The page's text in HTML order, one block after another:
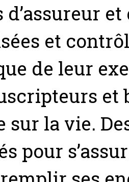
et
de leur
sur la vie.
pour